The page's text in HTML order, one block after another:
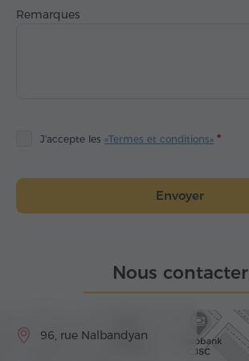
Remarques
J'accepte les «Termes et conditions»
Envoyer
Nous contacter
96, rue Nalbandyan